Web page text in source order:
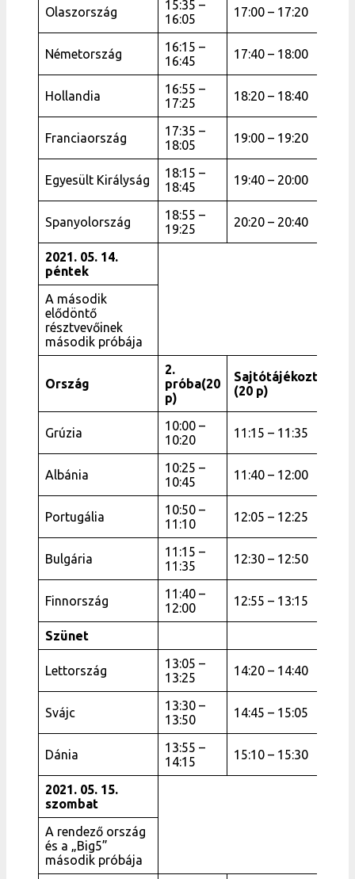
Olaszország
15:35 –
16:05
17:00 – 17:20
Németország
16:15 –
16:45
17:40 – 18:00
Hollandia
16:55 –
17:25
18:20 – 18:40
Franciaország
17:35 –
18:05
19:00 – 19:20
Egyesült Királyság
18:15 –
18:45
19:40 – 20:00
Spanyolország
18:55 –
19:25
20:20 – 20:40
2021. 05. 14.
péntek
A második
elődöntő
résztvevőinek
második próbája
Ország
2.
próba(20
p)
Sajtótájékoztató
(20 p)
Grúzia
10:00 –
10:20
11:15 – 11:35
Albánia
10:25 –
10:45
11:40 – 12:00
Portugália
10:50 –
11:10
12:05 – 12:25
Bulgária
11:15 –
11:35
12:30 – 12:50
Finnország
11:40 –
12:00
12:55 – 13:15
Szünet
Lettország
13:05 –
13:25
14:20 – 14:40
Svájc
13:30 –
13:50
14:45 – 15:05
Dánia
13:55 –
14:15
15:10 – 15:30
2021. 05. 15.
szombat
A rendező ország
és a „Big5”
második próbája